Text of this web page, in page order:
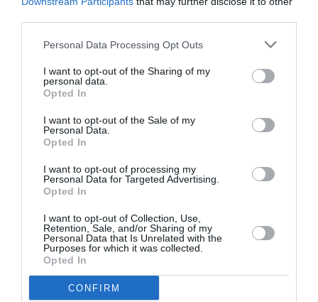
Personal Data Processing Opt Outs
I want to opt-out of the Sharing of my
personal data.
Opted In
I want to opt-out of the Sale of my
Personal Data.
Opted In
I want to opt-out of processing my
Personal Data for Targeted Advertising.
Opted In
I want to opt-out of Collection, Use,
Retention, Sale, and/or Sharing of my
Personal Data that Is Unrelated with the
Purposes for which it was collected.
Opted In
CONFIRM
Το marinating είναι η τάση που
πρέπει να δοκιμάσεις στο σεξ
ByMcteam